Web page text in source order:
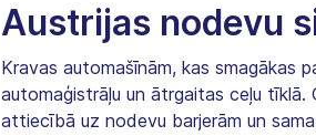
Austrijas nodevu
Kravas automašīnām, kas smagākas
automaģistrāļu un ātrgaitas ceļu tīklā.
attiecībā uz nodevu barjerām un